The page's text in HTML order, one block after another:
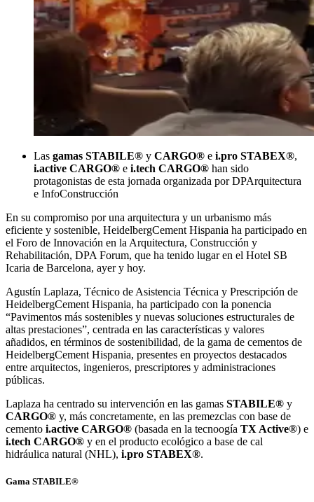
Las gamas STABILE® y CARGO® e i.pro STABEX®,
i.active CARGO® e i.tech CARGO® han sido
protagonistas de esta jornada organizada por DPArquitectura
e InfoConstrucción
En su compromiso por una arquitectura y un urbanismo más
eficiente y sostenible, HeidelbergCement Hispania ha participado en
el Foro de Innovación en la Arquitectura, Construcción y
Rehabilitación, DPA Forum, que ha tenido lugar en el Hotel SB
Icaria de Barcelona, ayer y hoy.
Agustín Laplaza, Técnico de Asistencia Técnica y Prescripción de
HeidelbergCement Hispania, ha participado con la ponencia
“Pavimentos más sostenibles y nuevas soluciones estructurales de
altas prestaciones”, centrada en las características y valores
añadidos, en términos de sostenibilidad, de la gama de cementos de
HeidelbergCement Hispania, presentes en proyectos destacados
entre arquitectos, ingenieros, prescriptores y administraciones
públicas.
Laplaza ha centrado su intervención en las gamas STABILE® y
CARGO® y, más concretamente, en las premezclas con base de
cemento i.active CARGO® (basada en la tecnoogía TX Active®) e
i.tech CARGO® y en el producto ecológico a base de cal
hidráulica natural (NHL), i.pro STABEX®.
Gama STABILE®